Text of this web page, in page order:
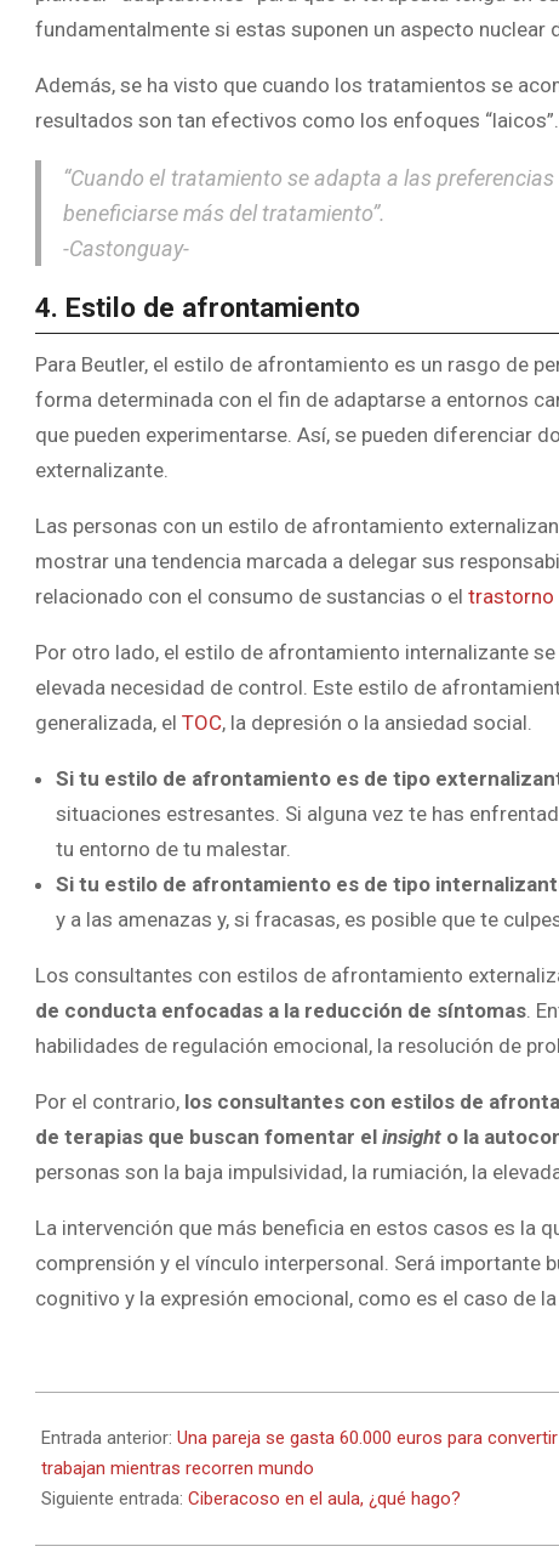
fundamentalmente si estas suponen un aspecto nuclear
Además, se ha visto que cuando los tratamientos se
resultados son tan efectivos como los enfoques “laicos”.
“Cuando el tratamiento se adapta a las
beneficiarse más del tratamiento”.
-Castonguay-
4. Estilo de afrontamiento
Para Beutler, el estilo de afrontamiento es un rasgo de
forma determinada con el fin de adaptarse a entornos
que pueden experimentarse. Así, se pueden diferenciar
externalizante.
Las personas con un estilo de afrontamiento
mostrar una tendencia marcada a delegar sus
relacionado con el consumo de sustancias o el trastorno
Por otro lado, el estilo de afrontamiento internalizante
elevada necesidad de control. Este estilo de
generalizada, el TOC, la depresión o la ansiedad social.
Si tu estilo de afrontamiento es de tipo
situaciones estresantes. Si alguna vez te has
tu entorno de tu malestar.
Si tu estilo de afrontamiento es de tipo
y a las amenazas y, si fracasas, es posible que te
Los consultantes con estilos de afrontamiento
de conducta enfocadas a la reducción de síntomas.
habilidades de regulación emocional, la resolución de
Por el contrario, los consultantes con estilos de
de terapias que buscan fomentar el insight o la
personas son la baja impulsividad, la rumiación, la
La intervención que más beneficia en estos casos es la
comprensión y el vínculo interpersonal. Será importante
cognitivo y la expresión emocional, como es el caso de
12-
19
Entrada anterior: Una pareja se gasta 60.000 euros para
trabajan mientras recorren mundo
Siguiente entrada: Ciberacoso en el aula, ¿qué hago?